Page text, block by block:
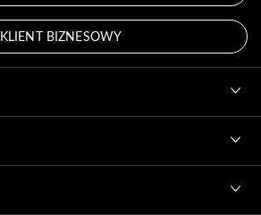
KLIENT BIZNESOWY